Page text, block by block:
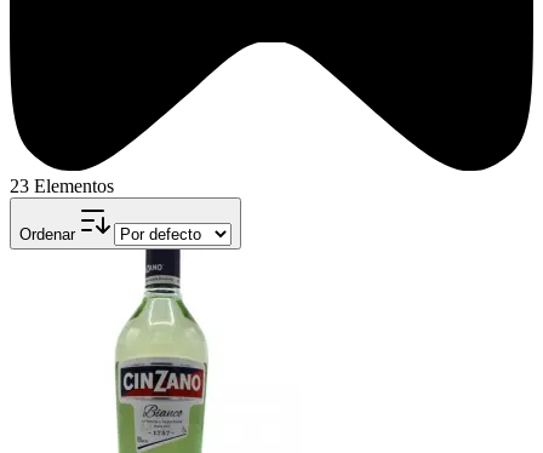
23 Elementos
Ordenar